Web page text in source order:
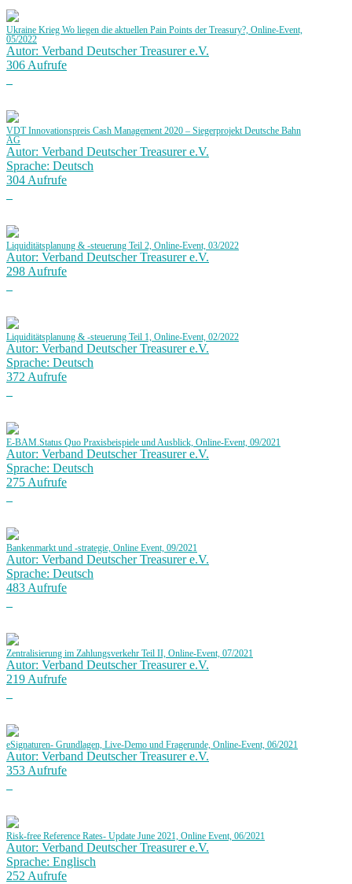
Ukraine Krieg Wo liegen die aktuellen Pain Points der Treasury?, Online-Event,
05/2022
Autor: Verband Deutscher Treasurer e.V.
306 Aufrufe
VDT Innovationspreis Cash Management 2020 – Siegerprojekt Deutsche Bahn
AG
Autor: Verband Deutscher Treasurer e.V.
Sprache: Deutsch
304 Aufrufe
Liquiditätsplanung & -steuerung Teil 2, Online-Event, 03/2022
Autor: Verband Deutscher Treasurer e.V.
298 Aufrufe
Liquiditätsplanung & -steuerung Teil 1, Online-Event, 02/2022
Autor: Verband Deutscher Treasurer e.V.
Sprache: Deutsch
372 Aufrufe
E-BAM.Status Quo Praxisbeispiele und Ausblick, Online-Event, 09/2021
Autor: Verband Deutscher Treasurer e.V.
Sprache: Deutsch
275 Aufrufe
Bankenmarkt und -strategie, Online Event, 09/2021
Autor: Verband Deutscher Treasurer e.V.
Sprache: Deutsch
483 Aufrufe
Zentralisierung im Zahlungsverkehr Teil II, Online-Event, 07/2021
Autor: Verband Deutscher Treasurer e.V.
219 Aufrufe
eSignaturen- Grundlagen, Live-Demo und Fragerunde, Online-Event, 06/2021
Autor: Verband Deutscher Treasurer e.V.
353 Aufrufe
Risk-free Reference Rates- Update June 2021, Online Event, 06/2021
Autor: Verband Deutscher Treasurer e.V.
Sprache: Englisch
252 Aufrufe